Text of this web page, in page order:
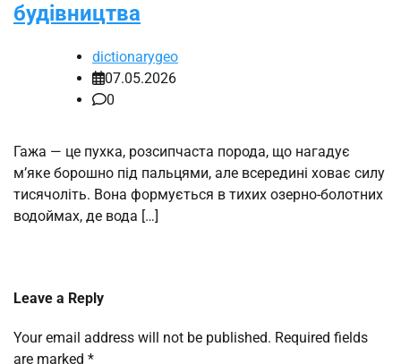
будівництва
dictionarygeo
07.05.2026
0
Гажа — це пухка, розсипчаста порода, що нагадує
м’яке борошно під пальцями, але всередині ховає силу
тисячоліть. Вона формується в тихих озерно-болотних
водоймах, де вода […]
Leave a Reply
Your email address will not be published. Required fields
are marked *